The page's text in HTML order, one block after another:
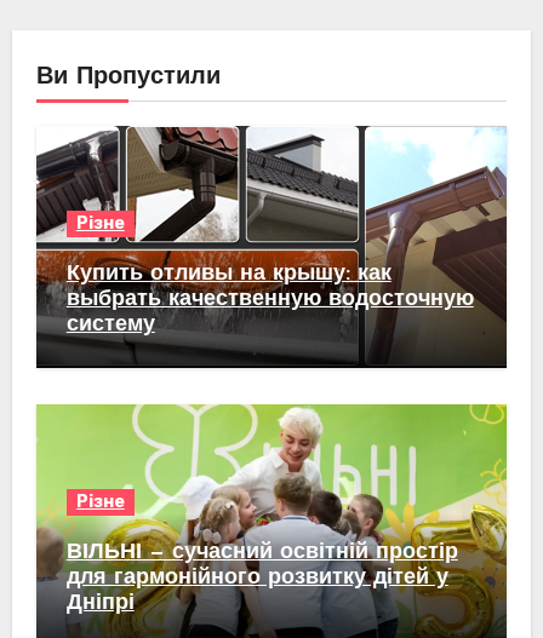
Ви Пропустили
Різне
Купить отливы на крышу: как
выбрать качественную водосточную
систему
Різне
ВІЛЬНІ — сучасний освітній простір
для гармонійного розвитку дітей у
Дніпрі